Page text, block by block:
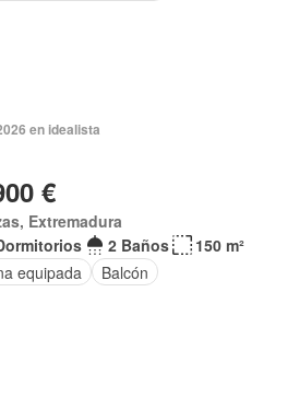
en idealista
€
Extremadura
2 Baños
150 m²
equipada
Balcón